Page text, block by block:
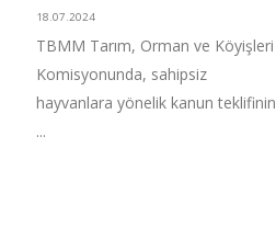
18.07.2024
TBMM Tarım, Orman ve Köyişleri
Komisyonunda, sahipsiz
hayvanlara yönelik kanun teklifinin
...